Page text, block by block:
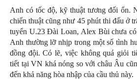
Anh có tốc độ, kỹ thuật tương đối ổn.
chiến thuật cũng như 45 phút thi đấu ở
tuyển U.23 Đài Loan, Alex Bùi chưa
Anh thường lỡ nhịp trong một số tình
đồng đội. Có lẽ, việc không quá giỏi
tiết tại VN khá nóng so với châu Âu
đến khả năng hòa nhập của cầu thủ này.